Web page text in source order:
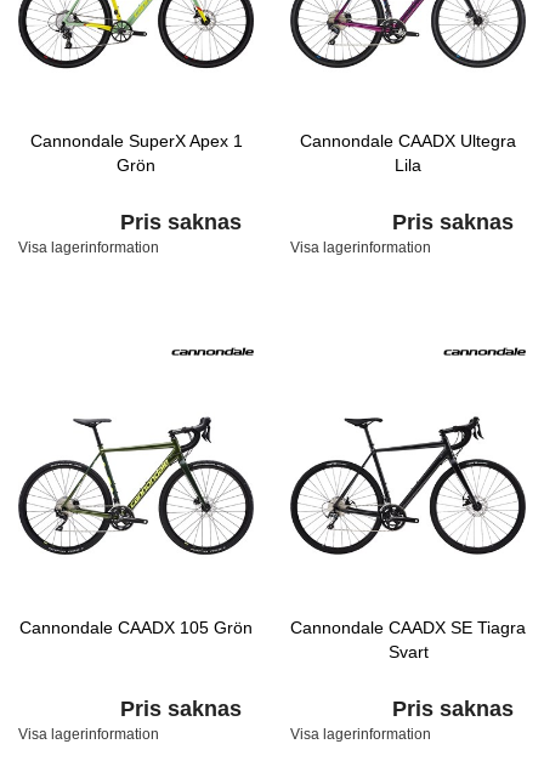
Cannondale SuperX Apex 1
Grön
Pris saknas
Visa lagerinformation
Cannondale CAADX Ultegra
Lila
Pris saknas
Visa lagerinformation
Cannondale CAADX 105 Grön
Pris saknas
Visa lagerinformation
Cannondale CAADX SE Tiagra
Svart
Pris saknas
Visa lagerinformation